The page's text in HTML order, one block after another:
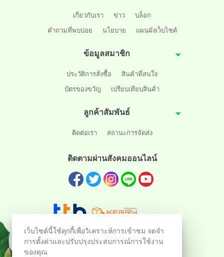
เกี่ยวกับเรา ข่าว
บล็อก
คำถามที่พบบ่อย
นโยบาย แผนผังเว็บไซต์
ข้อมูลสมาชิก
ประวัติการสั่งซื้อ
สินค้าที่สนใจ
บัตรของขวัญ
เปรียบเทียบสินค้า
ลูกค้าสัมพันธ์
ติดต่อเรา สถานะการจัดส่ง
ติดตามผ่านสังคมออนไลน์
เว็บไซต์นี้ใช้คุกกี้เพื่อวิเคราะห์การเข้าชม จดจำ
การตั้งค่าและปรับปรุงประสบการณ์การใช้งาน
ของคุณ